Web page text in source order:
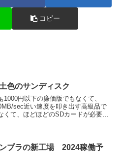
コピー
色のサンディスク
1000円以下の廉価版でもなくて、
sec近い速度を叩き出す高級品で
くて、ほどほどのSDカードが必要に
プラの新工場 2024稼働予